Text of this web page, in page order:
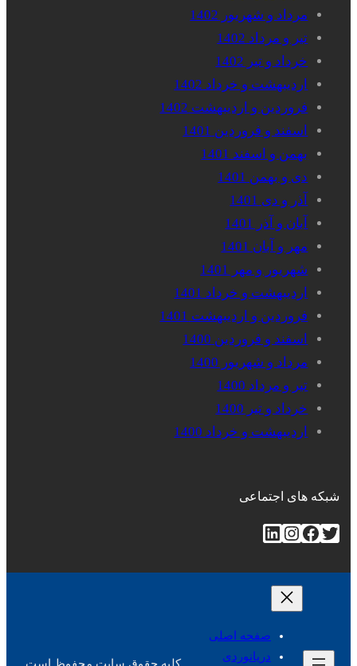
مرداد و شهریور 1402
تیر و مرداد 1402
خرداد و تیر 1402
اردیبهشت و خرداد 1402
فروردین و اردیبهشت 1402
اسفند و فروردین 1401
بهمن و اسفند 1401
دی و بهمن 1401
آذر و دی 1401
آبان و آذر 1401
مهر و آبان 1401
شهریور و مهر 1401
اردیبهشت و خرداد 1401
فروردین و اردیبهشت 1401
اسفند و فروردین 1400
مرداد و شهریور 1400
تیر و مرداد 1400
خرداد و تیر 1400
اردیبهشت و خرداد 1400
شبکه های اجتماعی
توییتر فیس‌بوکاینستاگرم لینکداین
صفحه اصلی
دریانوردی
کلیه حقوق سایت محفوظ است.